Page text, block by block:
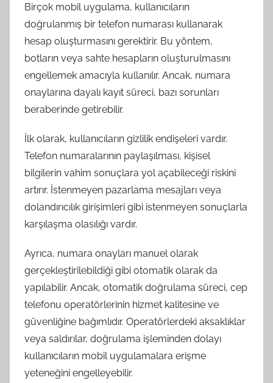
Birçok mobil uygulama, kullanıcıların
doğrulanmış bir telefon numarası kullanarak
hesap oluşturmasını gerektirir. Bu yöntem,
botların veya sahte hesapların oluşturulmasını
engellemek amacıyla kullanılır. Ancak, numara
onaylarına dayalı kayıt süreci, bazı sorunları
beraberinde getirebilir.
İlk olarak, kullanıcıların gizlilik endişeleri vardır.
Telefon numaralarının paylaşılması, kişisel
bilgilerin vahim sonuçlara yol açabileceği riskini
artırır. İstenmeyen pazarlama mesajları veya
dolandırıcılık girişimleri gibi istenmeyen sonuçlarla
karşılaşma olasılığı vardır.
Ayrıca, numara onayları manuel olarak
gerçekleştirilebildiği gibi otomatik olarak da
yapılabilir. Ancak, otomatik doğrulama süreci, cep
telefonu operatörlerinin hizmet kalitesine ve
güvenliğine bağımlıdır. Operatörlerdeki aksaklıklar
veya saldırılar, doğrulama işleminden dolayı
kullanıcıların mobil uygulamalara erişme
yeteneğini engelleyebilir.